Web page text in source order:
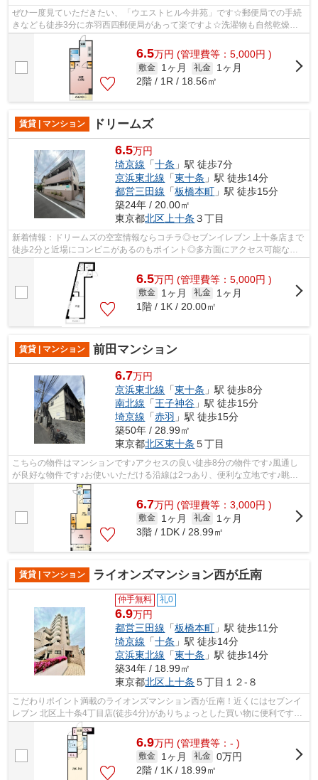
ぜひ一度見ていただきたい、「ウエストヒル今井苑」です☆郵便局での手続
きなども徒歩3分に赤羽西四郵便局があって楽ですよ☆洗濯物も自然乾燥で
すぐ乾く通風良好な間取りの物件☆2つの路...
6.5万円 (管理費等：5,000円 )
敷金 1ヶ月 礼金
1ヶ月
2階 / 1R / 18.56㎡
賃貸 | マンション ドリームズ
6.5万円
埼京線 「十条 」駅 徒歩7分
京浜東北線 「東十条 」駅 徒歩14分
都営三田線 「板橋本町 」駅 徒歩15分
築24年 / 20.00㎡
東京都北区上十条 ３丁目
新着情報：ドリームズの空室情報ならコチラ◎セブンイレブン 上十条店まで
徒歩2分と近場にコンビニがあるのもポイント◎多方面にアクセス可能な、2
沿線利用できる物件です◎好評の駅近物...
6.5万円 (管理費等：5,000円 )
敷金 1ヶ月 礼金
1ヶ月
1階 / 1K / 20.00㎡
賃貸 | マンション 前田マンション
6.7万円
京浜東北線 「東十条 」駅 徒歩8分
南北線 「王子神谷 」駅 徒歩15分
埼京線 「赤羽 」駅 徒歩15分
築50年 / 28.99㎡
東京都北区東十条 ５丁目
こちらの物件はマンションです♪アクセスの良い徒歩8分の物件です♪風通し
が良好な物件です♪お使いいただける沿線は2つあり、便利な立地です♪眺め
の良いマンション探しは、こちらの場所...
6.7万円 (管理費等：3,000円 )
敷金 1ヶ月 礼金
1ヶ月
3階 / 1DK / 28.99㎡
賃貸 | マンション ライオンズマンション西が丘南
仲手無料 礼0
6.9万円
都営三田線 「板橋本町 」駅 徒歩11分
埼京線 「十条 」駅 徒歩14分
京浜東北線 「東十条 」駅 徒歩14分
築34年 / 18.99㎡
東京都北区 上十条 ５丁目１２-８
こだわりポイント満載のライオンズマンション西が丘南！近くにはセブンイ
レブン 北区上十条4丁目店(徒歩4分)がありちょっとした買い物に便利です！
外観タイル張りは耐久性に優れ、管理...
6.9万円 (管理費等：- )
敷金 1ヶ月 礼金 0万円
2階 / 1K / 18.99㎡